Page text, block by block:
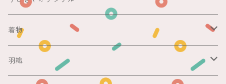
ericoさん
レース足袋
着物
袷
羽織